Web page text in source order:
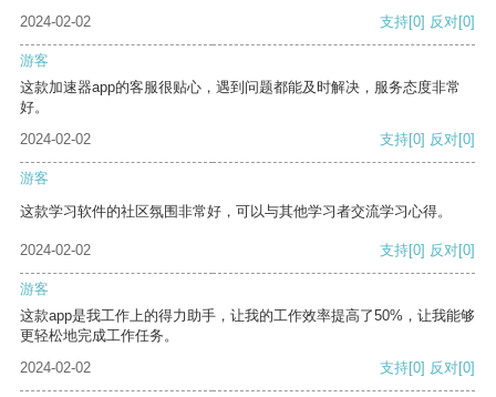
2024-02-02 支持[0] 反对[0]
游客
这款加速器app的客服很贴心，遇到问题都能及时解决，服务态度非常
好。
2024-02-02
支持[0] 反对[0]
游客
这款学习软件的社区氛围非常好，可以与其他学习者交流学习心得。
2024-02-02 支持[0] 反对[0]
游客
这款app是我工作上的得力助手，让我的工作效率提高了50%，让我能够
更轻松地完成工作任务。
2024-02-02
支持[0] 反对[0]